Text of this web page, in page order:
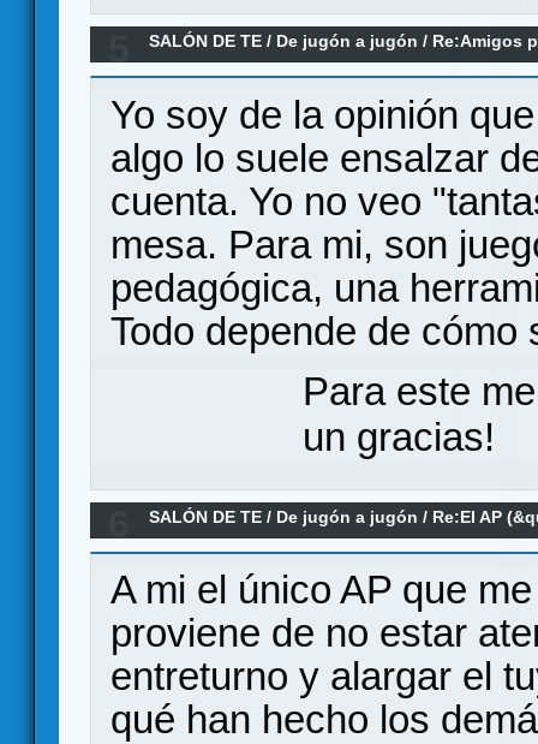
SALÓN DE TE / De jugón a jugón / Re:Amigos
currarselo un poco... Trivial, oca...
Yo soy de la opinión
algo lo suele ensalzar
cuenta. Yo no veo
mesa. Para mi, son
pedagógica, una
Todo depende de cómo
Para este
un gracias!
SALÓN DE TE / De jugón a jugón / Re:El AP
A mi el único AP que
proviene de no estar
entreturno y alargar el
qué han hecho los